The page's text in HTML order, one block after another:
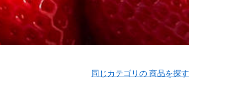
同じカテゴリの 商品を探す